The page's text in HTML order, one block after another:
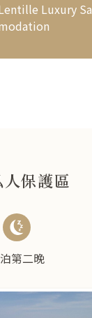
Luxury
保護區
第二晚